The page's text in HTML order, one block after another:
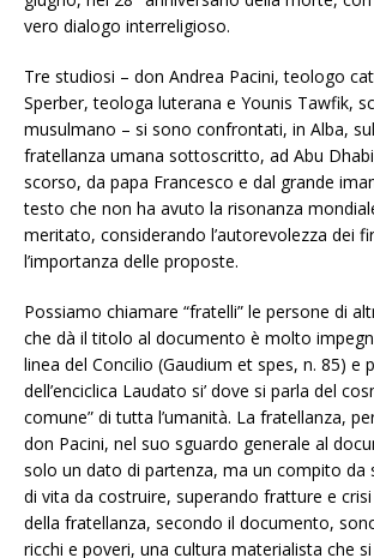
vero dialogo interreligioso.
Tre studiosi – don Andrea Pacini, teologo
Sperber, teologa luterana e Younis Tawfik,
musulmano – si sono confrontati, in Alba,
fratellanza umana sottoscritto, ad Abu
scorso, da papa Francesco e dal grande
testo che non ha avuto la risonanza
meritato, considerando l’autorevolezza dei
l’importanza delle proposte.
Possiamo chiamare “fratelli” le persone di
che dà il titolo al documento è molto
linea del Concilio (Gaudium et spes, n. 85) e
dell’enciclica Laudato si’ dove si parla del
comune” di tutta l’umanità. La fratellanza,
don Pacini, nel suo sguardo generale al
solo un dato di partenza, ma un compito da
di vita da costruire, superando fratture e
della fratellanza, secondo il documento,
ricchi e poveri, una cultura materialista che